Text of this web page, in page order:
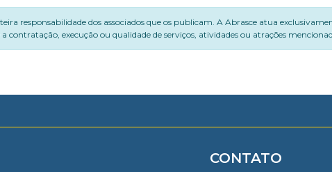
responsabilidade dos associados que os publicam. A Abrasce atua
execução ou qualidade de serviços, atividades ou atrações
CONTATO